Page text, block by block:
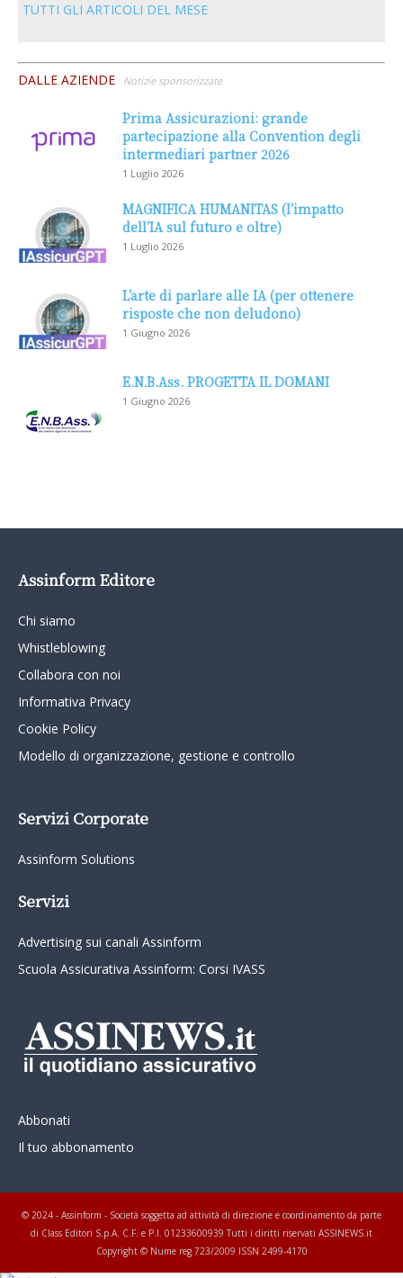
TUTTI GLI ARTICOLI DEL MESE
DALLE AZIENDE Notizie sponsorizzate
Prima Assicurazioni: grande
partecipazione alla Convention degli
intermediari partner 2026
1 Luglio 2026
MAGNIFICA HUMANITAS (l’impatto
dell’IA sul futuro e oltre)
1 Luglio 2026
L’arte di parlare alle IA (per ottenere
risposte che non deludono)
1 Giugno 2026
E.N.B.Ass. PROGETTA IL DOMANI
1 Giugno 2026
Assinform Editore
Chi siamo
Whistleblowing
Collabora con noi
Informativa Privacy
Cookie Policy
Modello di organizzazione, gestione e controllo
Servizi Corporate
Assinform Solutions
Servizi
Advertising sui canali Assinform
Scuola Assicurativa Assinform: Corsi IVASS
Abbonati
Il tuo abbonamento
© 2024 - Assinform - Società soggetta ad attività di direzione e coordinamento da parte
di Class Editori S.p.A. C.F. e P.I. 01233600939 Tutti i diritti riservati ASSINEWS.it
Copyright © Nume reg 723/2009 ISSN 2499-4170